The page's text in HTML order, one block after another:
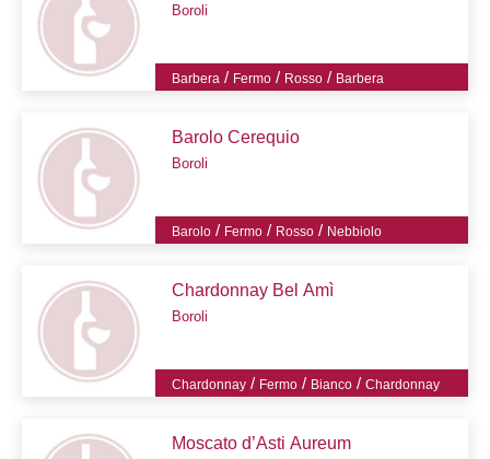
Boroli
Barbera / Fermo / Rosso / Barbera
Barolo Cerequio
Boroli
Barolo / Fermo / Rosso / Nebbiolo
Chardonnay Bel Amì
Boroli
Chardonnay / Fermo / Bianco /Chardonnay
Moscato d’Asti Aureum